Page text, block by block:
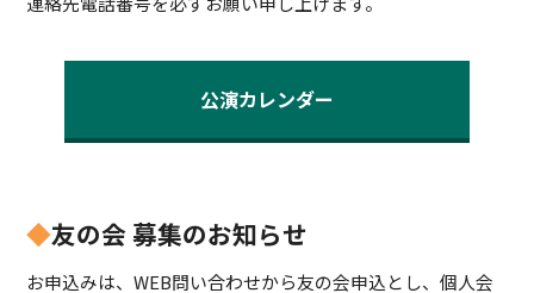
公演カレンダー
◆友の会 募集のお知らせ
お申込みは、WEB問い合わせから友の会申込とし、個人会